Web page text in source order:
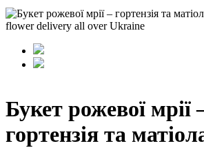
Букет рожевої мрії
гортензія та